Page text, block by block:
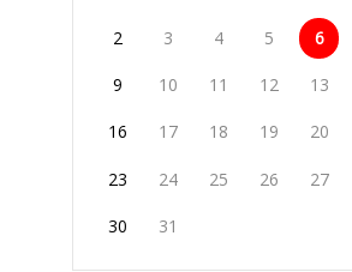
2 3 4 5 6
9 10 11 12 13
16 17 18 19 20
23 24 25 26 27
30 31